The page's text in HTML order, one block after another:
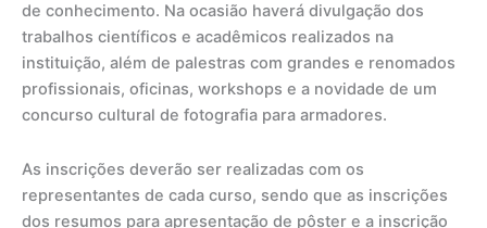
de conhecimento. Na ocasião haverá divulgação dos
trabalhos científicos e acadêmicos realizados na
instituição, além de palestras com grandes e renomados
profissionais, oficinas, workshops e a novidade de um
concurso cultural de fotografia para armadores.
As inscrições deverão ser realizadas com os
representantes de cada curso, sendo que as inscrições
dos resumos para apresentação de pôster e a inscrição